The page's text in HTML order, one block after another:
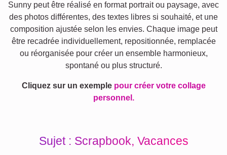
Sunny peut être réalisé en format portrait ou paysage, avec
des photos différentes, des textes libres si souhaité, et une
composition ajustée selon les envies. Chaque image peut
être recadrée individuellement, repositionnée, remplacée
ou réorganisée pour créer un ensemble harmonieux,
spontané ou plus structuré.
Cliquez sur un exemple pour créer votre collage
personnel.
Sujet : Scrapbook, Vacances